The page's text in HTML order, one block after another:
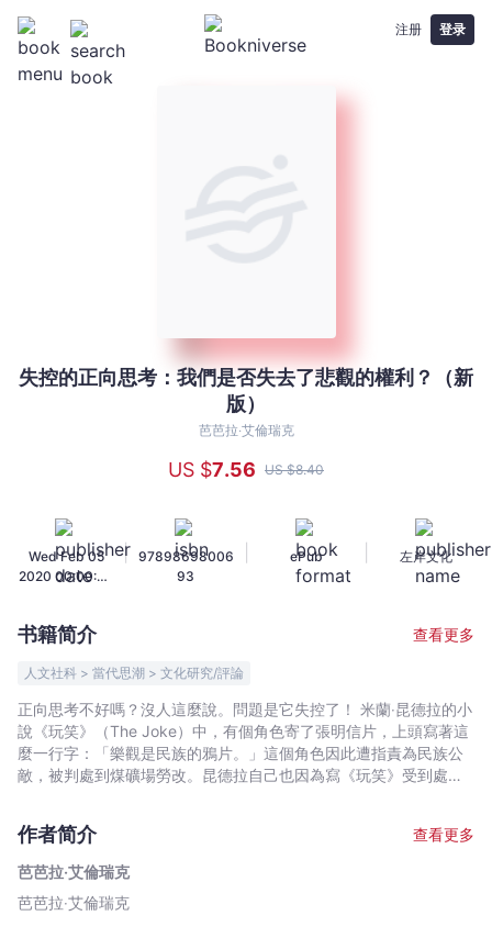
注册 登录
失
我
否
失
了
悲
觀
權
（新
版）
失控的正向思考：我們是否失去了悲觀的權利？（新
版）
芭芭拉‧艾倫瑞克
US $7.56 US $8.40
Wed Feb 05
2020 00:00:00
Universal
| 97898698006
93
ePub 左岸文化
书籍简介 查看更多
人文社科 > 當代思潮 > 文化研究/評論
正向思考不好嗎？沒人這麼說。問題是它失控了！ 米蘭‧昆德拉的小
說《玩笑》（The Joke）中，有個角色寄了張明信片，上頭寫著這
麼一行字：「樂觀是民族的鴉片。」這個角色因此遭指責為民族公
敵，被判處到煤礦場勞改。昆德拉自己也因為寫《玩笑》受到處
揚者若發現自己竟然在一本書裡被人拿來與史達林主義的審查員與
宣傳者相提並論，無疑會驚駭萬分。畢竟，他們可沒有想把不聽正
向思考教誨的人拖去勞改營。 一般人通常不會認為共產主義是個令
人歡欣的制度，但它卻是用正向思考來控制社會的範例。資本主義
作者简介
查看更多
芭芭拉‧艾倫瑞克
芭芭拉‧艾倫瑞克